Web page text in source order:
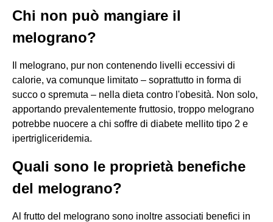
Chi non può mangiare il
melograno?
Il melograno, pur non contenendo livelli eccessivi di
calorie, va comunque limitato – soprattutto in forma di
succo o spremuta – nella dieta contro l'obesità. Non solo,
apportando prevalentemente fruttosio, troppo melograno
potrebbe nuocere a chi soffre di diabete mellito tipo 2 e
ipertrigliceridemia.
Quali sono le proprietà benefiche
del melograno?
Al frutto del melograno sono inoltre associati benefici in